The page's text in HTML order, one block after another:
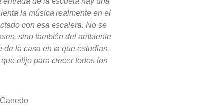
la música realmente en el
con esa escalera. No se
sino también del ambiente
de la casa en la que estudias,
elijo para crecer todos los